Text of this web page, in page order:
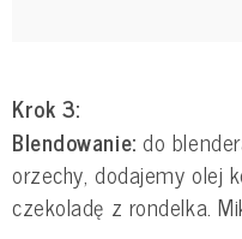
Krok 3:
Blendowanie: do
orzechy, dodajemy olej
czekoladę z rondelka.